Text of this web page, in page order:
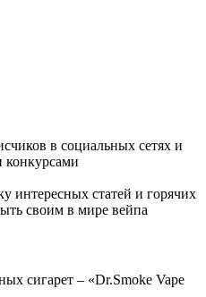
в социальных сетях и
конкурсами
интересных статей и горячих
своим в мире вейпа
сигарет – «Dr.Smoke Vape